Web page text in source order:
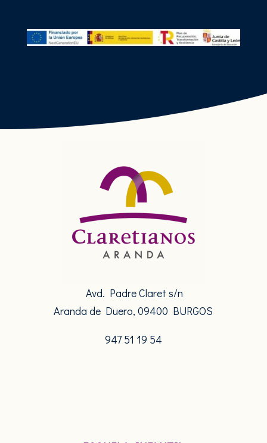
Avd. Padre Claret s/n
Aranda de Duero, 09400 BURGOS
947 51 19 54